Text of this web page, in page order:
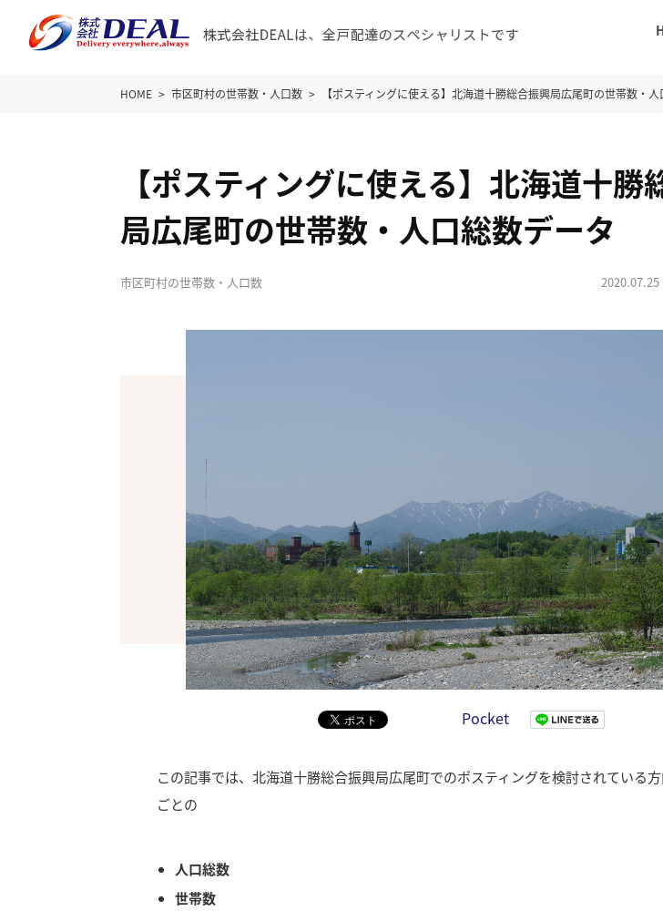
HOME 市区町村の世帯数・人口数 【ポスティングに使える】北海道十勝総合振興局広尾町の世帯数・
【ポスティングに使える】北海道十勝
局広尾町の世帯数・人口総数データ
市区町村の世帯数・人口数 2020.07.25
Pocket
この記事では、北海道十勝総合振興局広尾町でのポスティングを検討されている
ごとの
人口総数
世帯数